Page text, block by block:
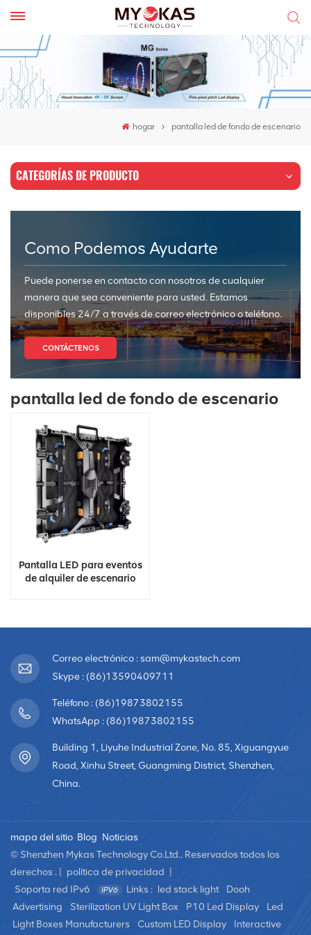
hogar pantalla led de fondo de escenario
CATEGORÍAS DE PRODUCTO
Como Podemos Ayudarte
Puede ponerse en contacto con nosotros de cualquier
manera que sea conveniente para usted. Estamos
disponibles 24/7 a través de correo electrónico o teléfono.
CONTÁCTENOS
pantalla led de fondo de escenario
Pantalla LED para eventos
de alquiler de escenario
Correo electrónico : sam@mykastech.com
Skype : (86)13590409711
Teléfono : (86)19873802155
WhatsApp : (86)19873802155
Building 1, Liyuhe Industrial Zone, No. 85, Xiguangyue
Road, Xinhu Street, Guangming District, Shenzhen,
China.
mapa del sitio Blog Noticias
© Shenzhen Mykas Technology Co.Ltd.. Reservados todos los
derechos . |
política de privacidad
Soporta red IPv6
Links : led stack light
Dooh
Advertising
Sterilization UV Light Box P10 Led Display
Led
Light Boxes Manufacturers
Custom LED Display Interactive